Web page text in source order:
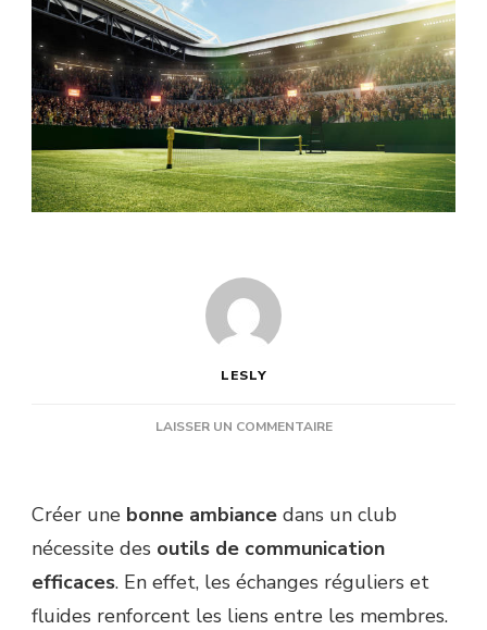
LESLY
LAISSER UN COMMENTAIRESUR
COMMUNICATION
FAVORISENT
BONNE
AMBIANCE
Créer une bonne ambiance dans un club
nécessite des outils de communication
efficaces. En effet, les échanges réguliers et
fluides renforcent les liens entre les membres.